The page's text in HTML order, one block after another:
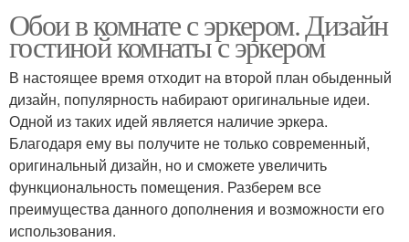
Двушки с эркером
Обои в комнате с эркером. Дизайн
гостиной комнаты с эркером
В настоящее время отходит на второй план обыденный
дизайн, популярность набирают оригинальные идеи.
Одной из таких идей является наличие эркера.
Благодаря ему вы получите не только современный,
оригинальный дизайн, но и сможете увеличить
функциональность помещения. Разберем все
преимущества данного дополнения и возможности его
использования.